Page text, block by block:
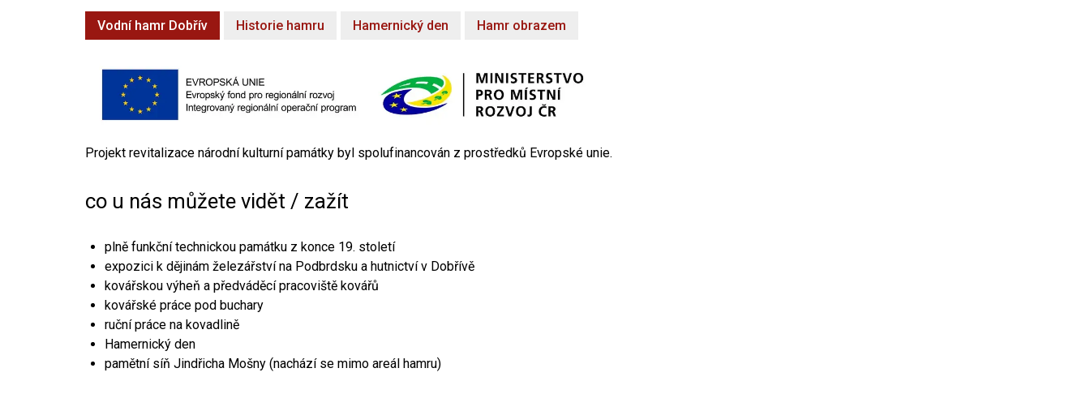
Vodní hamr Dobřív Historie hamru Hamernický den Hamr obrazem
Projekt revitalizace národní kulturní památky byl spolufinancován z prostředků Evropské unie.
co u nás můžete vidět / zažít
plně funkční technickou památku z konce 19. století
expozici k dějinám železářství na Podbrdsku a hutnictví v Dobřívě
kovářskou výheň a předváděcí pracoviště kovářů
kovářské práce pod buchary
ruční práce na kovadlině
Hamernický den
pamětní síň Jindřicha Mošny (nachází se mimo areál hamru)